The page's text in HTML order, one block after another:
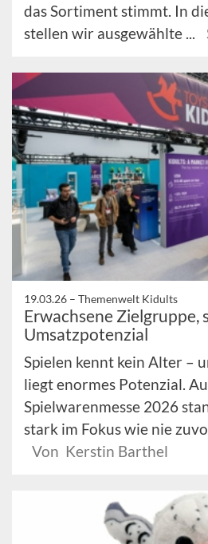
das Sortiment stimmt. In
stellen wir ausgewählte ...
19.03.26 – Themenwelt Kidults
Erwachsene Zielgruppe,
Umsatzpotenzial
Spielen kennt kein Alter –
liegt enormes Potenzial.
Spielwarenmesse 2026
stark im Fokus wie nie
Von Kerstin Barthel